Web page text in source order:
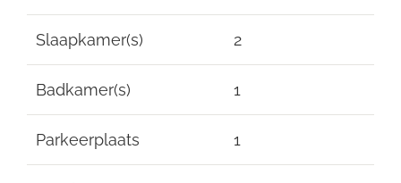
Slaapkamer(s) 2
Badkamer(s) 1
Parkeerplaats 1